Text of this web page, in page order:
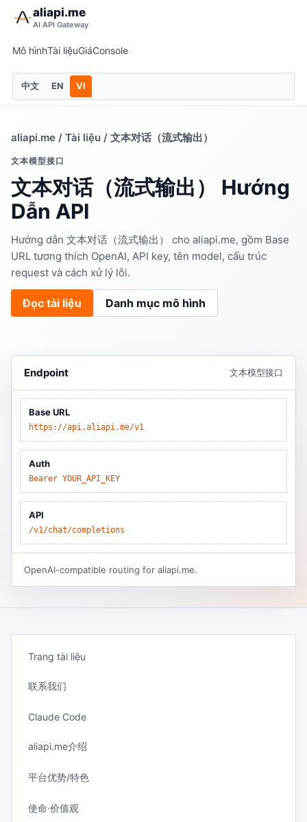
aliapi.me
AI API Gateway
Mô hìnhTài liệuGiáConsole
中文 EN VI
aliapi.me / Tài liệu / 文本对话（流式输出）
文本模型接口
文本对话（流式输出） Hướng
Dẫn API
Hướng dẫn 文本对话（流式输出） cho aliapi.me, gồm Base
URL tương thích OpenAI, API key, tên model, cấu trúc
request và cách xử lý lỗi.
Đọc tài liệu Danh mục mô hình
Endpoint 文本模型接口
Base URL
https://api.aliapi.me/v1
Auth
Bearer YOUR_API_KEY
API
/v1/chat/completions
OpenAI-compatible routing for aliapi.me.
Trang tài liệu
联系我们
Claude Code
aliapi.me介绍
平台优势/特色
使命·价值观